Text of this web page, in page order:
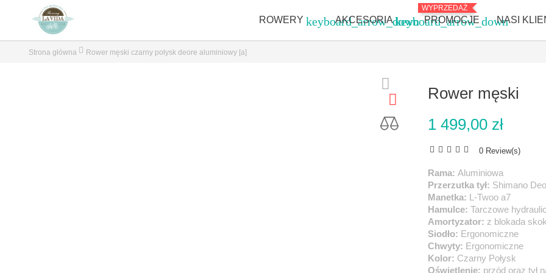
ROWERY keyboard_arrow_down
AKCESORIAkeyboard_arrow_down
WYPRZEDAŻ
PROMOCJE NASI
Strona główna Rower męski czarny połysk deore aluminiowy [a]
Rower męski
1 499,00 zł
0 Review(s)
Rama: Aluminiowa
Przerzutka tył: Shimano
Manetka: L-Twoo a7
Hamulce: Tarczowe
Amortyzator: z blokada
Siodło: Ergonomiczne
Chwyty: Ergonomiczne
Kolor: Czarny Połysk
Oświetlenie: przód oraz tył